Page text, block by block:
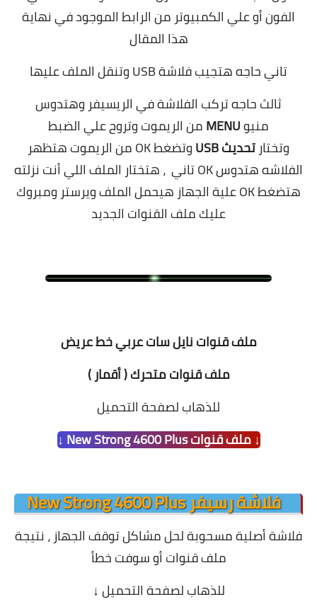
الفون أو علي الكمبيوتر من الرابط الموجود في نهاية
هذا المقال
تاني حاجه هتجيب فلاشة USB وتنقل الملف عليها
ثالث حاجه تركب الفلاشة في الريسيفر وهتدوس
منيوMENUمن الريموت وتروح علي الضبط
وتختار تحديث USB
وتضغط OK من الريموت هتظهر
الفلاشه هتدوس OK تاني ، هتختار الملف اللي أنت نزلته
هتضغط OK علية الجهاز هيحمل الملف ويرستر ومبروك
عليك ملف القنوات الجديد
ملف قنوات نايل سات عربي خط عريض
ملف قنوات متحرك ( أقمار )
للذهاب لصفحة التحميل
↓ ملف قنوات New Strong 4600 Plus ↓
فلاشة رسيفر New Strong 4600 Plus
فلاشة أصلية مسحوبة لحل مشاكل توقف الجهاز ، نتيجة
ملف قنوات أو سوفت خطأ
للذهاب لصفحة التحميل↓